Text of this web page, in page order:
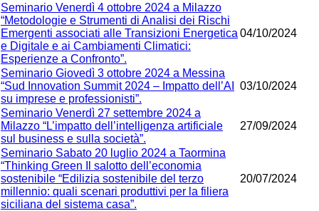
Seminario Venerdì 4 ottobre 2024 a Milazzo
“Metodologie e Strumenti di Analisi dei Rischi
Emergenti associati alle Transizioni Energetica
e Digitale e ai Cambiamenti Climatici:
Esperienze a Confronto”.
04/10/2024
Seminario Giovedì 3 ottobre 2024 a Messina
“Sud Innovation Summit 2024 – Impatto dell’AI
su imprese e professionisti”.
03/10/2024
Seminario Venerdì 27 settembre 2024 a
Milazzo “L’impatto dell’intelligenza artificiale
sul business e sulla società”.
27/09/2024
Seminario Sabato 20 luglio 2024 a Taormina
“Thinking Green Il salotto dell’economia
sostenibile “Edilizia sostenibile del terzo
millennio: quali scenari produttivi per la filiera
siciliana del sistema casa”.
20/07/2024